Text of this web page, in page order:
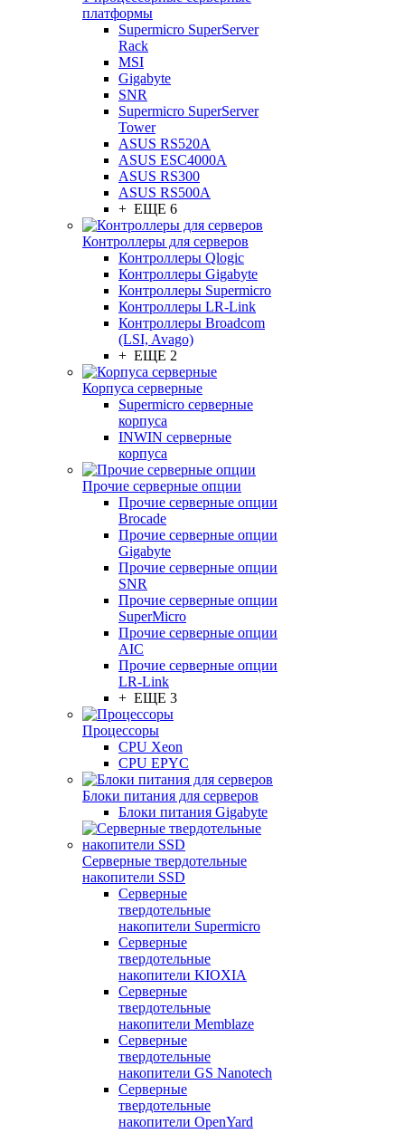
платформы
Supermicro SuperServer
Rack
MSI
Gigabyte
SNR
Supermicro SuperServer
Tower
ASUS RS520A
ASUS ESC4000A
ASUS RS300
ASUS RS500A
+ ЕЩЕ 6
Контроллеры для серверов
Контроллеры Qlogic
Контроллеры Gigabyte
Контроллеры Supermicro
Контроллеры LR-Link
Контроллеры Broadcom
(LSI, Avago)
+ ЕЩЕ 2
Корпуса серверные
Supermicro серверные
корпуса
INWIN серверные
корпуса
Прочие серверные опции
Прочие серверные опции
Brocade
Прочие серверные опции
Gigabyte
Прочие серверные опции
SNR
Прочие серверные опции
SuperMicro
Прочие серверные опции
AIC
Прочие серверные опции
LR-Link
+ ЕЩЕ 3
Процессоры
CPU Xeon
CPU EPYC
Блоки питания для серверов
Блоки питания Gigabyte
Серверные твердотельные
накопители SSD
Cерверные
твердотельные
накопители Supermicro
Cерверные
твердотельные
накопители KIOXIA
Cерверные
твердотельные
накопители Memblaze
Cерверные
твердотельные
накопители GS Nanotech
Серверные
твердотельные
накопители OpenYard